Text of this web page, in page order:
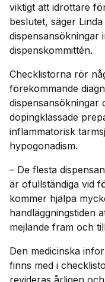
viktigt att idrottare
beslutet, säger
dispensansökningar
dispenskommittén.
Checklistorna rör
förekommande
dispensansökningar
dopingklassade
inflammatorisk
hypogonadism.
– De flesta
är ofullständiga vid
kommer hjälpa
handläggningstiden
mejlande fram och
Den medicinska
finns med i